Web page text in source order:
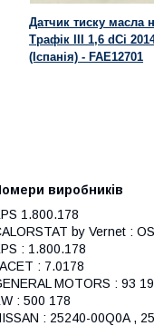
Датчик тиску масла
Трафік III 1,6 dCi
(Іспанія) - FAE12701
виробників
1.800.178
by Vernet :
: 1.800.178
: 7.0178
MOTORS : 93
: 500 178
: 25240-00Q0A ,